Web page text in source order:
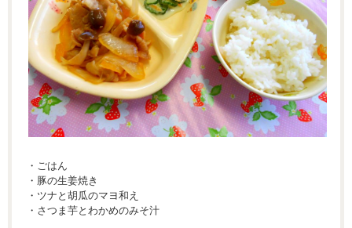
・ごはん
・豚の生姜焼き
・ツナと胡瓜のマヨ和え
・さつま芋とわかめのみそ汁